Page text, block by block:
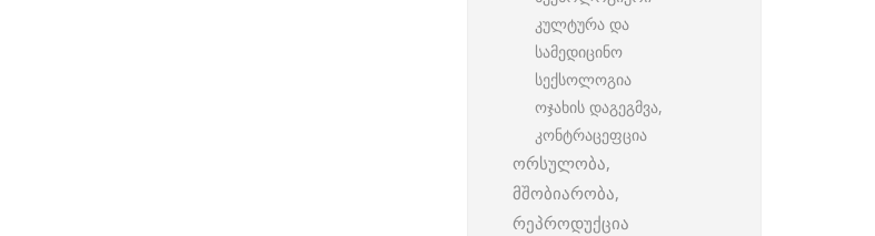
კულტურა და
სამედიცინო
სექსოლოგია
ოჯახის დაგეგმვა,
კონტრაცეფცია
ორსულობა,
მშობიარობა,
რეპროდუქცია